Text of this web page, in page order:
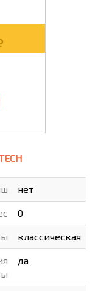
нет
0
классическая
да